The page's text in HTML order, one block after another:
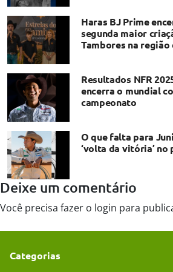
Haras BJ Prime
segunda maior
Tambores na região
Resultados NFR
encerra o mundial
campeonato
O que falta para
‘volta da vitória’
Deixe um comentário
Você precisa fazer o login para
Categorias